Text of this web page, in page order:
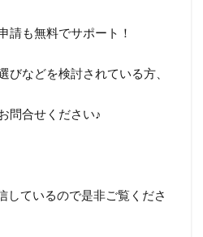
請も無料でサポート！
びなどを検討されている方、
問合せください♪
しているので是非ご覧くださ